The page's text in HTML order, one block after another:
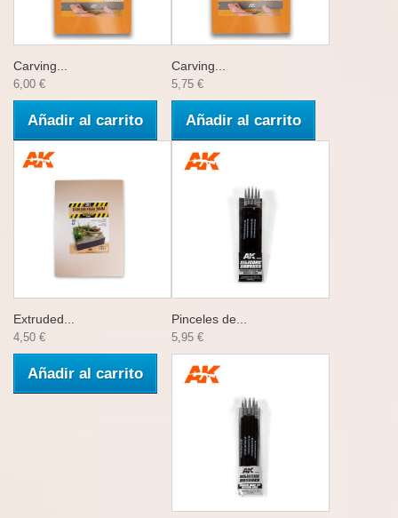
Carving...
6,00 €
Añadir al carrito
Carving...
5,75 €
Añadir al carrito
Extruded...
4,50 €
Añadir al carrito
Pinceles de...
5,95 €